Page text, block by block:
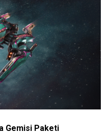
Gemisi Paketi